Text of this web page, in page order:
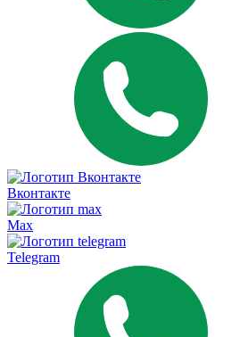
Вконтакте
Max
Telegram